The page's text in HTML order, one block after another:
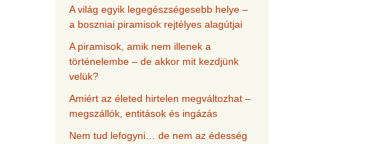
A világ egyik legegészségesebb helye –
a boszniai piramisok rejtélyes alagútjai
A piramisok, amik nem illenek a
történelembe – de akkor mit kezdjünk
velük?
Amiért az életed hirtelen megváltozhat –
megszállók, entitások és ingázás
Nem tud lefogyni… de nem az édesség